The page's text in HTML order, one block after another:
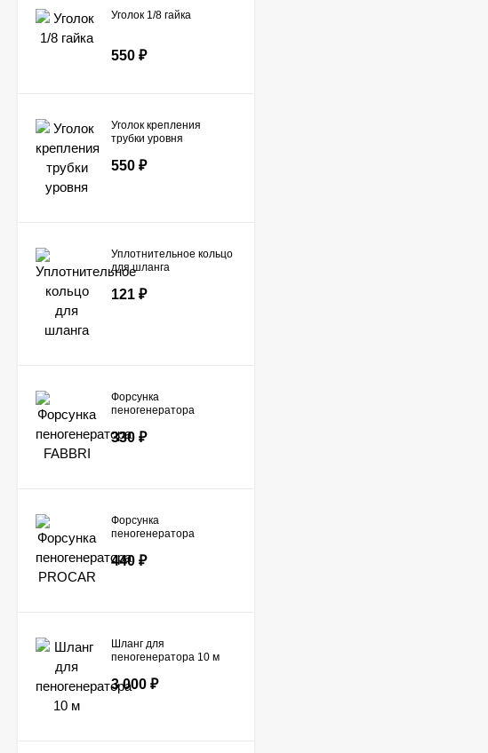
Уголок 1/8 гайка
550 ₽
Уголок крепления
трубки уровня
550 ₽
Уплотнительное кольцо
для шланга
121 ₽
Форсунка
пеногенератора
330 ₽
Форсунка
пеногенератора
440 ₽
Шланг для
пеногенератора 10 м
3 000 ₽